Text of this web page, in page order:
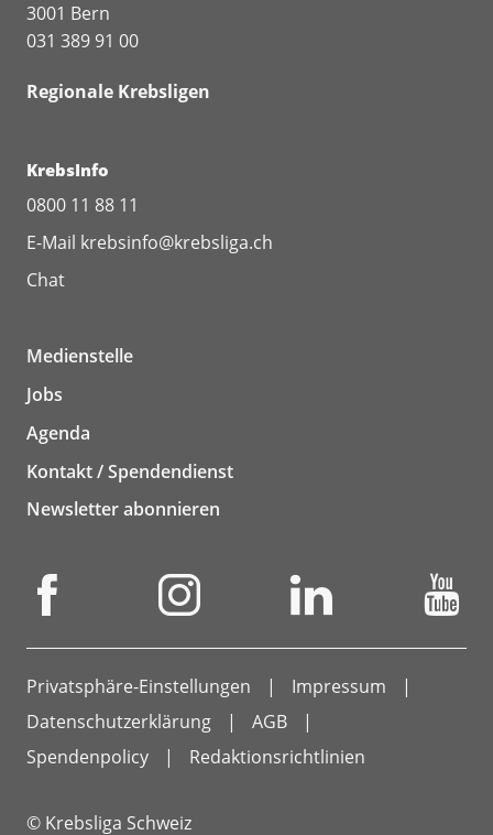
3001 Bern
031 389 91 00
Regionale Krebsligen
KrebsInfo
0800 11 88 11
E-Mail krebsinfo@krebsliga.ch
Chat
Medienstelle
Jobs
Agenda
Kontakt / Spendendienst
Newsletter abonnieren
Privatsphäre-Einstellungen
Impressum
Datenschutzerklärung
AGB
Spendenpolicy
Redaktionsrichtlinien
© Krebsliga Schweiz